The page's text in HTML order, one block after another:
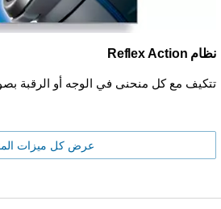
نظام Reflex Action
تتكيف مع كل منحنى في الوجه أو الرقبة
عرض كل ميزات